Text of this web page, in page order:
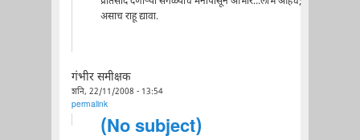
असाच राहू द्यावा.
गंभीर समीक्षक
शनि, 22/11/2008 - 13:54
permalink
(No subject)